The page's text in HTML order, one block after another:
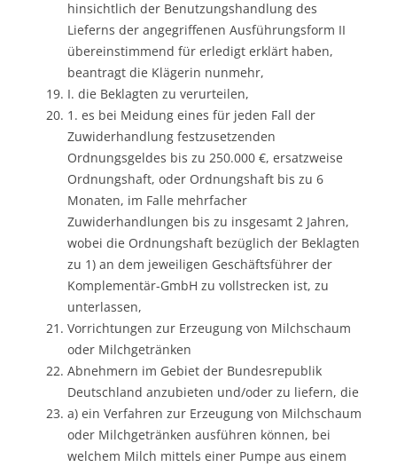
hinsichtlich der Benutzungshandlung des
Lieferns der angegriffenen Ausführungsform II
übereinstimmend für erledigt erklärt haben,
beantragt die Klägerin nunmehr,
I. die Beklagten zu verurteilen,
1. es bei Meidung eines für jeden Fall der
Zuwiderhandlung festzusetzenden
Ordnungsgeldes bis zu 250.000 €, ersatzweise
Ordnungshaft, oder Ordnungshaft bis zu 6
Monaten, im Falle mehrfacher
Zuwiderhandlungen bis zu insgesamt 2 Jahren,
wobei die Ordnungshaft bezüglich der Beklagten
zu 1) an dem jeweiligen Geschäftsführer der
Komplementär-GmbH zu vollstrecken ist, zu
unterlassen,
Vorrichtungen zur Erzeugung von Milchschaum
oder Milchgetränken
Abnehmern im Gebiet der Bundesrepublik
Deutschland anzubieten und/oder zu liefern, die
a) ein Verfahren zur Erzeugung von Milchschaum
oder Milchgetränken ausführen können, bei
welchem Milch mittels einer Pumpe aus einem